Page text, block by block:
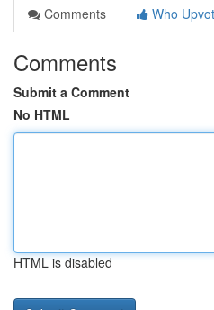
Comments
Who
Comments
Submit a Comment
No HTML
HTML is disabled